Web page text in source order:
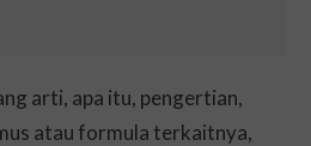
arti, apa itu, pengertian,
atau formula terkaitnya,